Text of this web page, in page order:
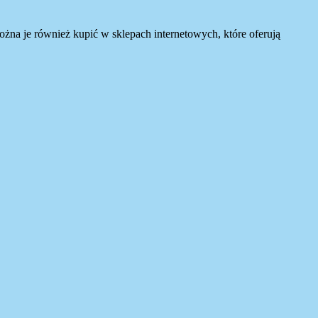
je również kupić w sklepach internetowych, które oferują